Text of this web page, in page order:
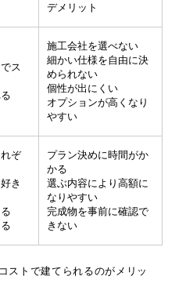
デメリット
ス
施工会社を選べない
細かい仕様を自由に決
められない
個性が出にくい
オプションが高くなり
やすい
ぞ
き
プラン決めに時間がか
かる
選ぶ内容により高額に
なりやすい
完成物を事前に確認で
きない
ストで建てられるのがメリッ